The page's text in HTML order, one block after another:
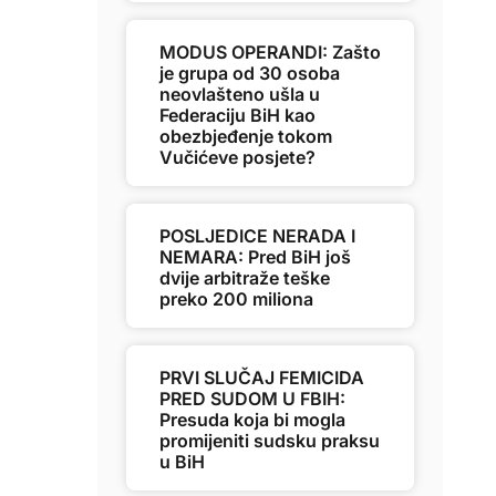
MODUS OPERANDI: Zašto
je grupa od 30 osoba
neovlašteno ušla u
Federaciju BiH kao
obezbjeđenje tokom
Vučićeve posjete?
POSLJEDICE NERADA I
NEMARA: Pred BiH još
dvije arbitraže teške
preko 200 miliona
PRVI SLUČAJ FEMICIDA
PRED SUDOM U FBIH:
Presuda koja bi mogla
promijeniti sudsku praksu
u BiH